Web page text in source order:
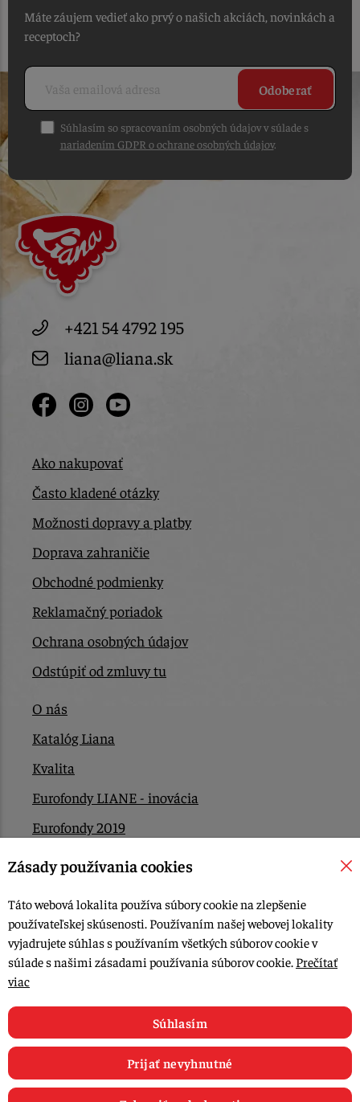
Máte záujem vedieť ako prvý o našich akciách, novinkách a
receptoch?
Odoberať
Súhlasím so spracovaním osobných údajov v súlade s
nariadením GDPR o ochrane osobných údajov.
+421 54 4792 195
liana@liana.sk
Ako nakupovať
Často kladené otázky
Možnosti dopravy a platby
Doprava zahraničie
Obchodné podmienky
Reklamačný poriadok
Ochrana osobných údajov
Odstúpiť od zmluvy tu
O nás
Katalóg Liana
Kvalita
Eurofondy LIANE - inovácia
Eurofondy 2019
Eurofondy 2022/2023
Kontakt
© 2015-2026, LIANA GOLIAŠ s.r.o. všetky práva vyhradené.
Upraviť nastavenia Cookies
Zásady používania cookies
Táto webová lokalita používa súbory cookie na zlepšenie
používateľskej skúsenosti. Používaním našej webovej lokality
vyjadrujete súhlas s používaním všetkých súborov cookie v
súlade s našimi zásadami používania súborov cookie. Prečítať
viac
Súhlasím
Prijať nevyhnutné